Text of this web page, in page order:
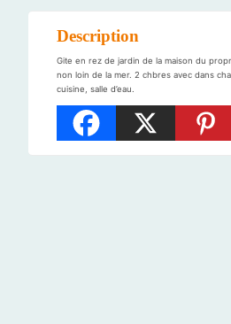
Description
Gite en rez de jardin de la maison du
non loin de la mer. 2 chbres avec dans
cuisine, salle d’eau.